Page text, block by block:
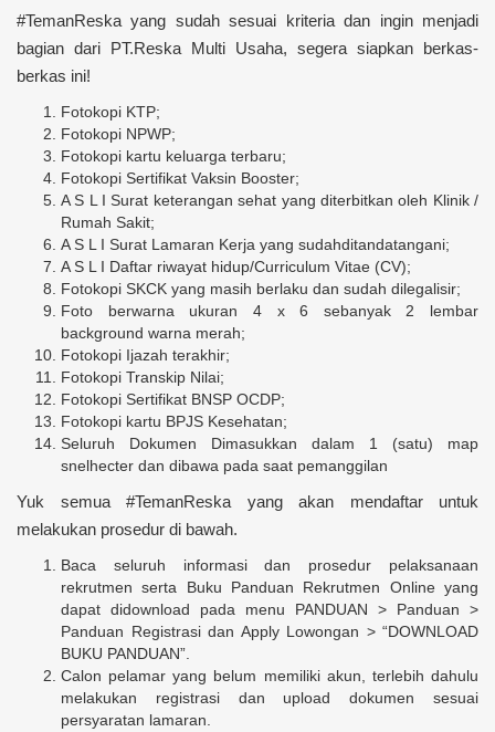
#TemanReska yang sudah sesuai kriteria dan ingin menjadi
bagian dari PT.Reska Multi Usaha, segera siapkan berkas-
berkas ini!
Fotokopi KTP;
Fotokopi NPWP;
Fotokopi kartu keluarga terbaru;
Fotokopi Sertifikat Vaksin Booster;
A S L I Surat keterangan sehat yang diterbitkan oleh Klinik /
Rumah Sakit;
A S L I Surat Lamaran Kerja yang sudahditandatangani;
A S L I Daftar riwayat hidup/Curriculum Vitae (CV);
Fotokopi SKCK yang masih berlaku dan sudah dilegalisir;
Foto berwarna ukuran 4 x 6 sebanyak 2 lembar
background warna merah;
Fotokopi Ijazah terakhir;
Fotokopi Transkip Nilai;
Fotokopi Sertifikat BNSP OCDP;
Fotokopi kartu BPJS Kesehatan;
Seluruh Dokumen Dimasukkan dalam 1 (satu) map
snelhecter dan dibawa pada saat pemanggilan
Yuk semua #TemanReska yang akan mendaftar untuk
melakukan prosedur di bawah.
Baca seluruh informasi dan prosedur pelaksanaan
rekrutmen serta Buku Panduan Rekrutmen Online yang
dapat didownload pada menu PANDUAN > Panduan >
Panduan Registrasi dan Apply Lowongan > “DOWNLOAD
BUKU PANDUAN”.
Calon pelamar yang belum memiliki akun, terlebih dahulu
melakukan registrasi dan upload dokumen sesuai
persyaratan lamaran.